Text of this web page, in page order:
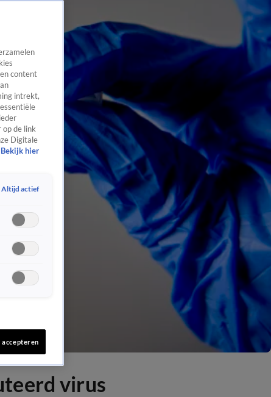
virus
content
intrekt,
op de link
Digitale
Bekijk hier
Altijd actief
accepteren